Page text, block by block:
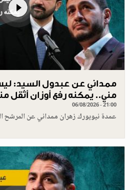
ممداني عن عبدول السيد:
مني.. يمكنه رفع أوزان أثقل
06/08/2026 - 21:00
عمدة نيويورك زهران ممداني عن المرشح